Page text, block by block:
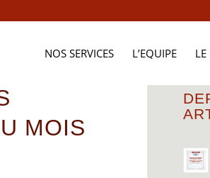
NOS SERVICES L’EQUIPE
MOIS